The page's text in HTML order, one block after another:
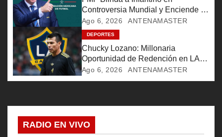
e
n
t
r
a
Controversia Mundial y Enciende la
Furia de Aficionados
Ago 6, 2026 ANTENAMASTER
DEPORTES
Chucky Lozano: Millonaria
Oportunidad de Redención en LA
Galaxy
Ago 6, 2026 ANTENAMASTER
RADIO EN VIVO